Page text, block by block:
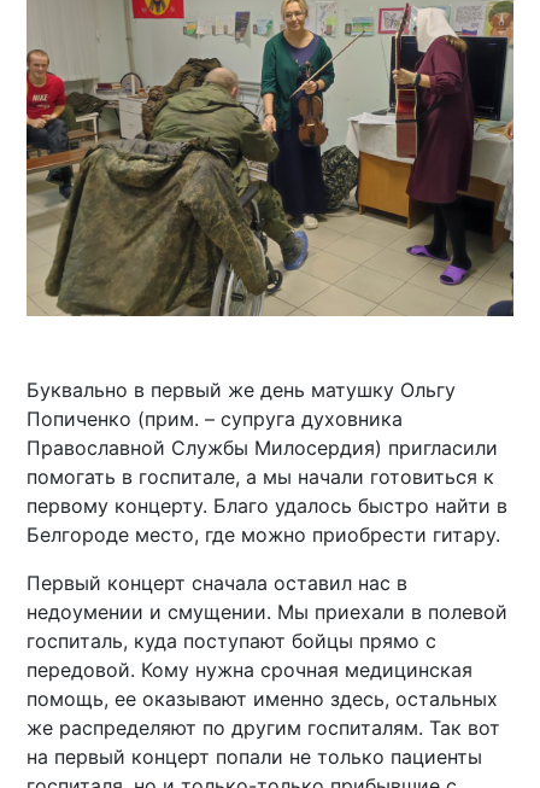
Буквально в первый же день матушку Ольгу
Попиченко (прим. – супруга духовника
Православной Службы Милосердия) пригласили
помогать в госпитале, а мы начали готовиться к
первому концерту. Благо удалось быстро найти в
Белгороде место, где можно приобрести гитару.
Первый концерт сначала оставил нас в
недоумении и смущении. Мы приехали в полевой
госпиталь, куда поступают бойцы прямо с
передовой. Кому нужна срочная медицинская
помощь, ее оказывают именно здесь, остальных
же распределяют по другим госпиталям. Так вот
на первый концерт попали не только пациенты